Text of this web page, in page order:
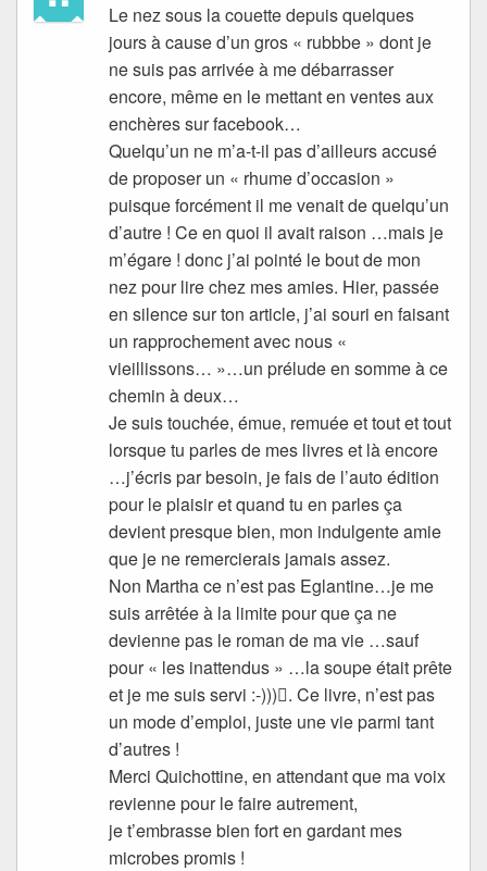
Le nez sous la couette depuis quelques
jours à cause d’un gros « rubbbe » dont je
ne suis pas arrivée à me débarrasser
encore, même en le mettant en ventes aux
enchères sur facebook…
Quelqu’un ne m’a-t-il pas d’ailleurs accusé
de proposer un « rhume d’occasion »
puisque forcément il me venait de quelqu’un
d’autre ! Ce en quoi il avait raison …mais je
m’égare ! donc j’ai pointé le bout de mon
nez pour lire chez mes amies. Hier, passée
en silence sur ton article, j’ai souri en faisant
un rapprochement avec nous «
vieillissons… »…un prélude en somme à ce
chemin à deux…
Je suis touchée, émue, remuée et tout et tout
lorsque tu parles de mes livres et là encore
…j’écris par besoin, je fais de l’auto édition
pour le plaisir et quand tu en parles ça
devient presque bien, mon indulgente amie
que je ne remercierais jamais assez.
Non Martha ce n’est pas Eglantine…je me
suis arrêtée à la limite pour que ça ne
devienne pas le roman de ma vie …sauf
pour « les inattendus » …la soupe était prête
et je me suis servi :-))). Ce livre, n’est pas
un mode d’emploi, juste une vie parmi tant
d’autres !
Merci Quichottine, en attendant que ma voix
revienne pour le faire autrement,
je t’embrasse bien fort en gardant mes
microbes promis !